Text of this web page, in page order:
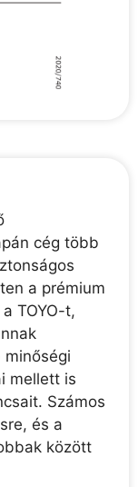
cég több
a prémium
TOYO-t,
minőségi
mellett is
Számos
és a
között